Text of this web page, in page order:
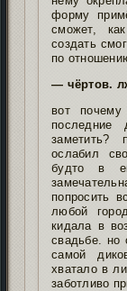
форму
сможет,
создать
по
— чёртов.
вот
заметить?
ослабил
будто в
попросить
любой
кидала в
свадьбе. но
самой
хватало в
заботливо